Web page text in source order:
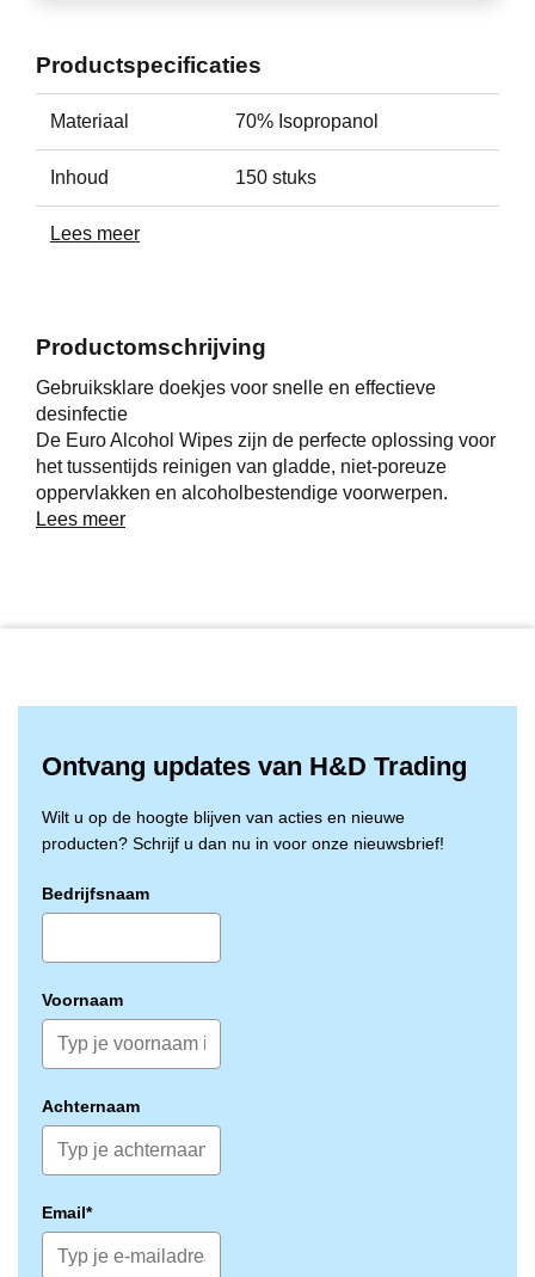
Productomschrijving
Gebruiksklare doekjes voor snelle en effectieve
desinfectie
De Euro Alcohol Wipes zijn de perfecte oplossing voor
het tussentijds reinigen van gladde, niet-poreuze
oppervlakken en alcoholbestendige voorwerpen.
Dankzij de voorgeïmpregneerde doekjes met 70%
koker met klepdop, waardoor ze hygiënisch bewaard
andere omgevingen waar een hoog hygiëneniveau
Lees meer
Productspecificaties
Materiaal 70% Isopropanol
Inhoud 150 stuks
Lees meer
Ontvang updates van H&D Trading
Wilt u op de hoogte blijven van acties en nieuwe
producten? Schrijf u dan nu in voor onze nieuwsbrief!
Bedrijfsnaam
Voornaam
Achternaam
Email*